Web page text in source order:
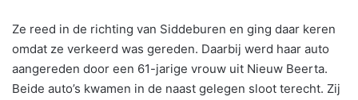
Ze reed in de richting van Siddeburen en ging daar keren
omdat ze verkeerd was gereden. Daarbij werd haar auto
aangereden door een 61-jarige vrouw uit Nieuw Beerta.
Beide auto’s kwamen in de naast gelegen sloot terecht. Zij